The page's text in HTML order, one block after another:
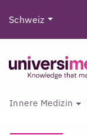
Schweiz
Innere Medizin